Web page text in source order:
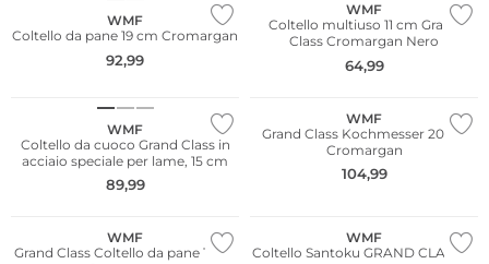
WMF
Coltello da pane 19 cm Cromargan
92,99
WMF
Coltello multiuso 11 cm Grand
Class Cromargan Nero
64,99
WMF
Coltello da cuoco Grand Class in
acciaio speciale per lame, 15 cm
89,99
WMF
Grand Class Kochmesser 20cm
Cromargan
104,99
WMF
Grand Class Coltello da pane 19cm
WMF
Coltello Santoku GRAND CLASS 18